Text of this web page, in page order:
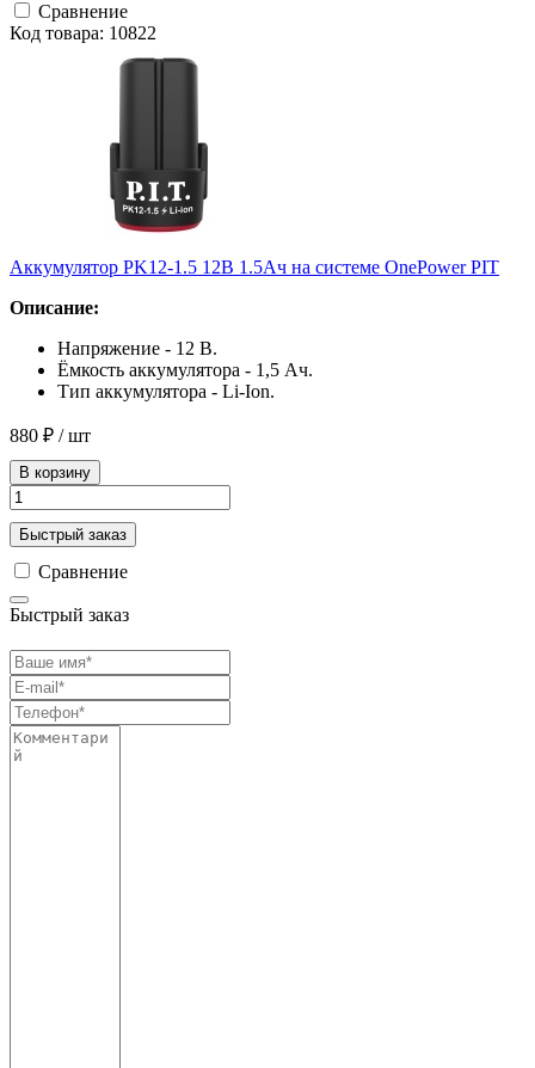
Сравнение
Код товара: 10822
Аккумулятор PK12-1.5 12В 1.5Ач на системе OnePower PIT
Описание:
Напряжение - 12 В.
Ёмкость аккумулятора - 1,5 Ач.
Тип аккумулятора - Li-Ion.
880 ₽ / шт
В корзину
Быстрый заказ
Сравнение
Быстрый заказ